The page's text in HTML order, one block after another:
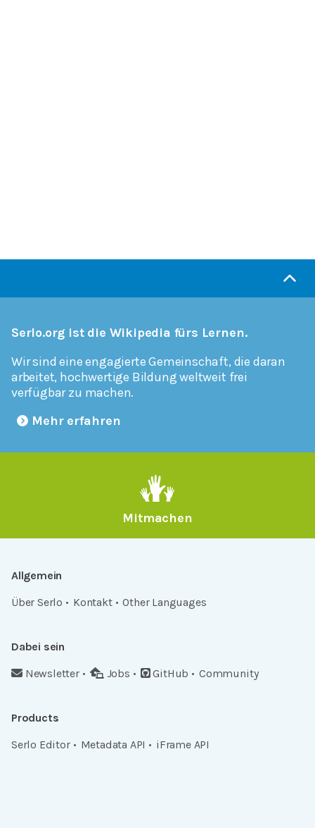
Serlo.org ist die Wikipedia fürs Lernen.
Wir sind eine engagierte Gemeinschaft, die daran
arbeitet, hochwertige Bildung weltweit frei
verfügbar zu machen.
Mehr erfahren
Mitmachen
Allgemein
Über Serlo
Kontakt Other Languages
Dabei sein
Newsletter
Jobs GitHub Community
Products
Serlo Editor
Metadata API iFrame API